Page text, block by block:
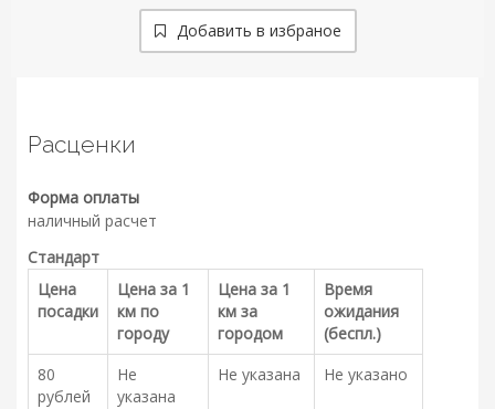
Добавить в избраное
Расценки
Форма оплаты
наличный расчет
Стандарт
Цена
посадки
Цена за 1
км по
городу
Цена за 1
км за
городом
Время
ожидания
(беспл.)
80
рублей
Не
указана
Не указана Не указано